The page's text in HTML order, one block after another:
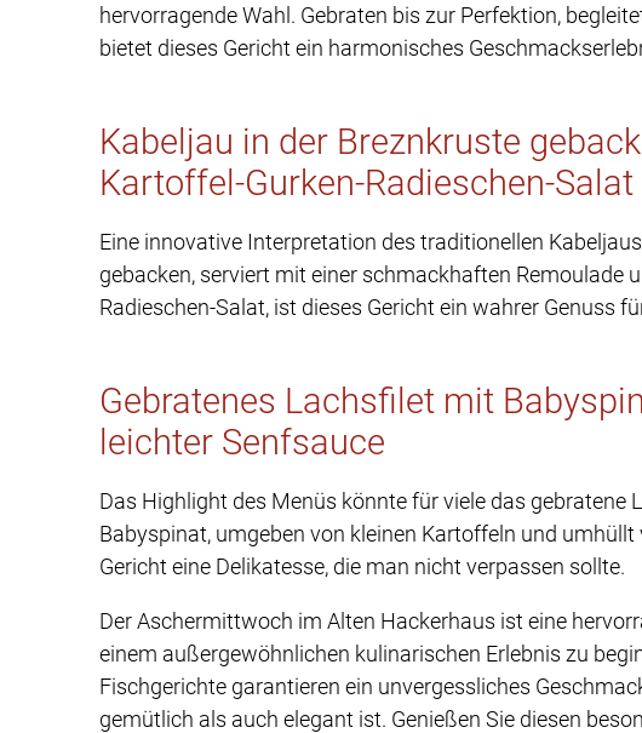
hervorragende Wahl. Gebraten bis zur Perfektion,
bietet dieses Gericht ein harmonisches
Kabeljau in der Breznkruste
Kartoffel-Gurken-Radieschen-Salat
Eine innovative Interpretation des traditionellen
gebacken, serviert mit einer schmackhaften Remoulade
Radieschen-Salat, ist dieses Gericht ein wahrer Genuss
Gebratenes Lachsfilet mit
leichter Senfsauce
Das Highlight des Menüs könnte für viele das gebratene
Babyspinat, umgeben von kleinen Kartoffeln und umhüllt
Gericht eine Delikatesse, die man nicht verpassen sollte.
Der Aschermittwoch im Alten Hackerhaus ist eine
einem außergewöhnlichen kulinarischen Erlebnis zu
Fischgerichte garantieren ein unvergessliches
gemütlich als auch elegant ist. Genießen Sie diesen